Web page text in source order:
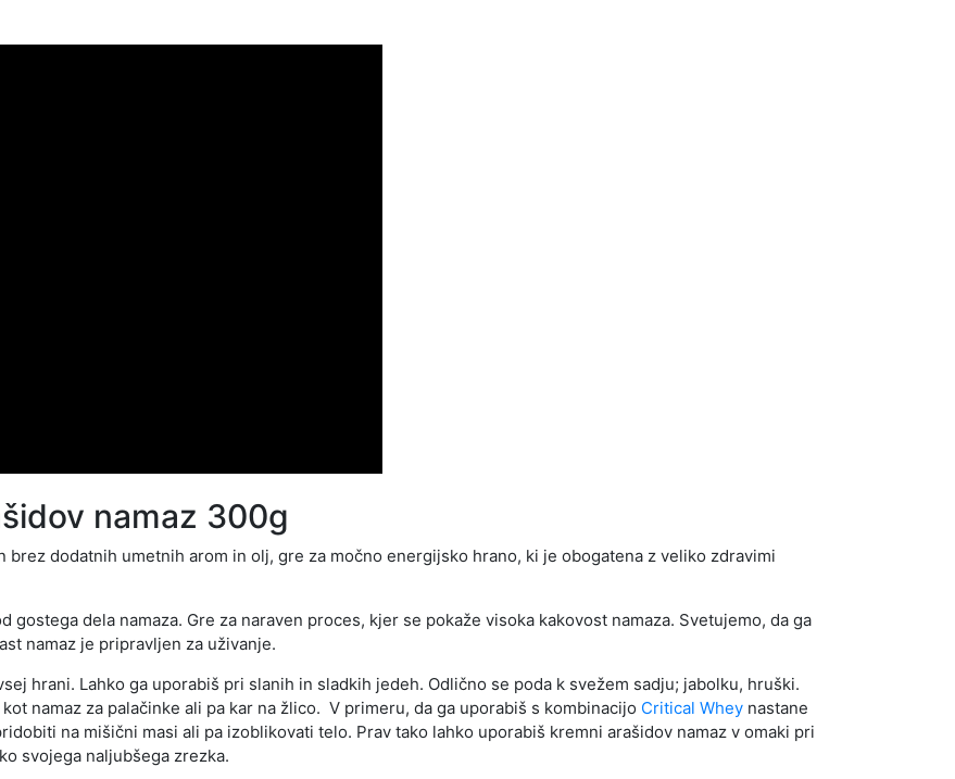
namaz 300g
brez dodatnih umetnih arom in olj, gre za močno energijsko hrano, ki je obogatena z veliko zdravimi
gostega dela namaza. Gre za naraven proces, kjer se pokaže visoka kakovost namaza. Svetujemo, da ga
namaz je pripravljen za uživanje.
hrani. Lahko ga uporabiš pri slanih in sladkih jedeh. Odlično se poda k svežem sadju; jabolku, hruški.
namaz za palačinke ali pa kar na žlico. V primeru, da ga uporabiš s kombinacijo Critical Whey nastane
na mišični masi ali pa izoblikovati telo. Prav tako lahko uporabiš kremni arašidov namaz v omaki pri
svojega naljubšega zrezka.